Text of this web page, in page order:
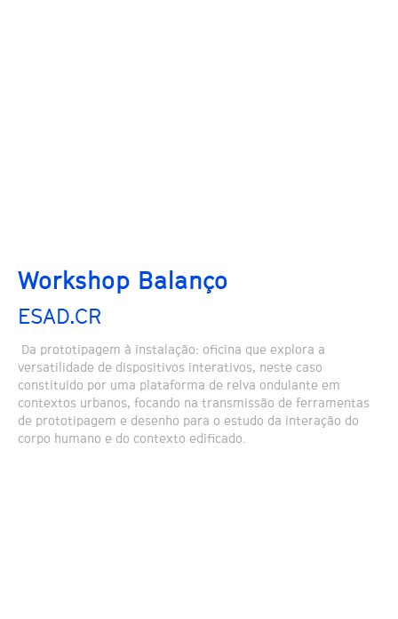
Workshop Balanço
ESAD.CR
Da prototipagem à instalação: oficina que explora a
versatilidade de dispositivos interativos, neste caso
constituído por uma plataforma de relva ondulante em
contextos urbanos, focando na transmissão de ferramentas
de prototipagem e desenho para o estudo da interação do
corpo humano e do contexto edificado.